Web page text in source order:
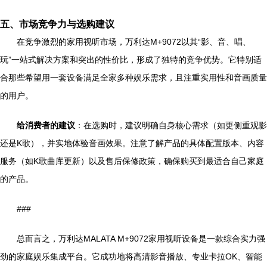
五、市场竞争力与选购建议
在竞争激烈的家用视听市场，万利达M+9072以其“影、音、唱、
玩”一站式解决方案和突出的性价比，形成了独特的竞争优势。它特别适
合那些希望用一套设备满足全家多种娱乐需求，且注重实用性和音画质量
的用户。
给消费者的建议 ：在选购时，建议明确自身核心需求（如更侧重观影
还是K歌），并实地体验音画效果。注意了解产品的具体配置版本、内容
服务（如K歌曲库更新）以及售后保修政策，确保购买到最适合自己家庭
的产品。
###
总而言之，万利达MALATA M+9072家用视听设备是一款综合实力强
劲的家庭娱乐集成平台。它成功地将高清影音播放、专业卡拉OK、智能